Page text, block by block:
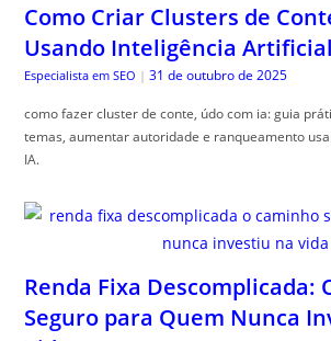
Como Criar Clusters de
Usando Inteligência Artificial
Especialista em SEO | 31 de outubro de 2025
como fazer cluster de conte, údo com ia: guia
temas, aumentar autoridade e ranqueamento
IA.
Renda Fixa Descomplicada:
Seguro para Quem Nunca